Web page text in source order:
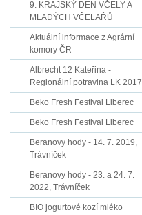
9. KRAJSKÝ DEN VČELY A
MLADÝCH VČELAŘŮ
Aktuální informace z Agrární
komory ČR
Albrecht 12 Kateřina -
Regionální potravina LK 2017
Beko Fresh Festival Liberec
Beko Fresh Festival Liberec
Beranovy hody - 14. 7. 2019,
Trávníček
Beranovy hody - 23. a 24. 7.
2022, Trávníček
BIO jogurtové kozí mléko